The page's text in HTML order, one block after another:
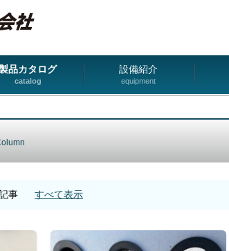
品カタログ
catalog
設備紹介
equipment
記事 すべて表示